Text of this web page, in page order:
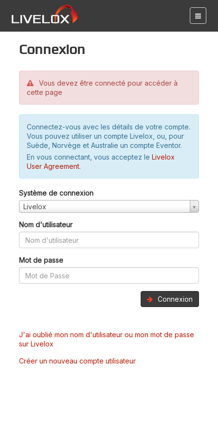
Connexion
Vous devez être connecté pour accéder à
cette page
Connectez-vous avec les détails de votre compte.
Vous pouvez utiliser un compte Livelox, ou, pour
Suède, Norvège et Australie un compte Eventor.
En vous connectant, vous acceptez le Livelox
User Agreement.
Système de connexion
Livelox
Nom d'utilisateur
Mot de passe
Connexion
J'ai oublié mon nom d'utilisateur ou mon mot de passe
sur Livelox
Créer un nouveau compte utilisateur